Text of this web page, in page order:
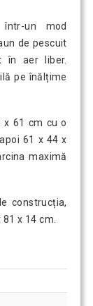
un mod
de pescuit
în aer liber.
pe înălțime
x 61 cm cu o
61 x 44 x
maximă
construcția,
x 14 cm.